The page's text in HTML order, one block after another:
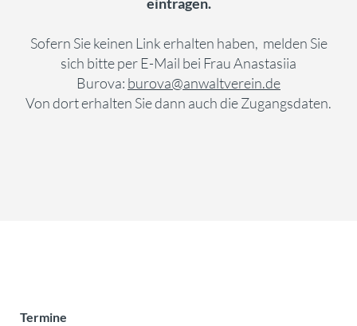
Sofern Sie keinen Link erhalten haben, melden Sie
sich bitte per E-Mail bei Frau Anastasiia
Burova: burova@anwaltverein.de
Von dort erhalten Sie dann auch die Zugangsdaten.
Termine